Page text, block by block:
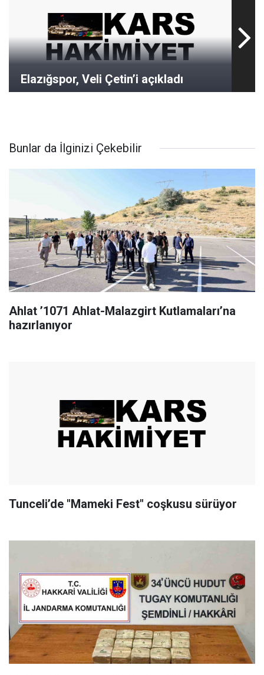
Elazığspor, Veli Çetin’i açıkladı
Bunlar da İlginizi Çekebilir
Ahlat ’1071 Ahlat-Malazgirt Kutlamaları’na
hazırlanıyor
Tunceli’de "Mameki Fest" coşkusu sürüyor